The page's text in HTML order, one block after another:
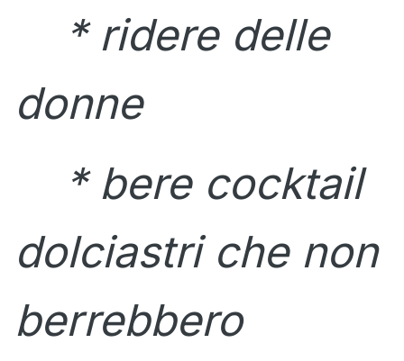
* ridere delle
donne
* bere cocktail
dolciastri che non
berrebbero